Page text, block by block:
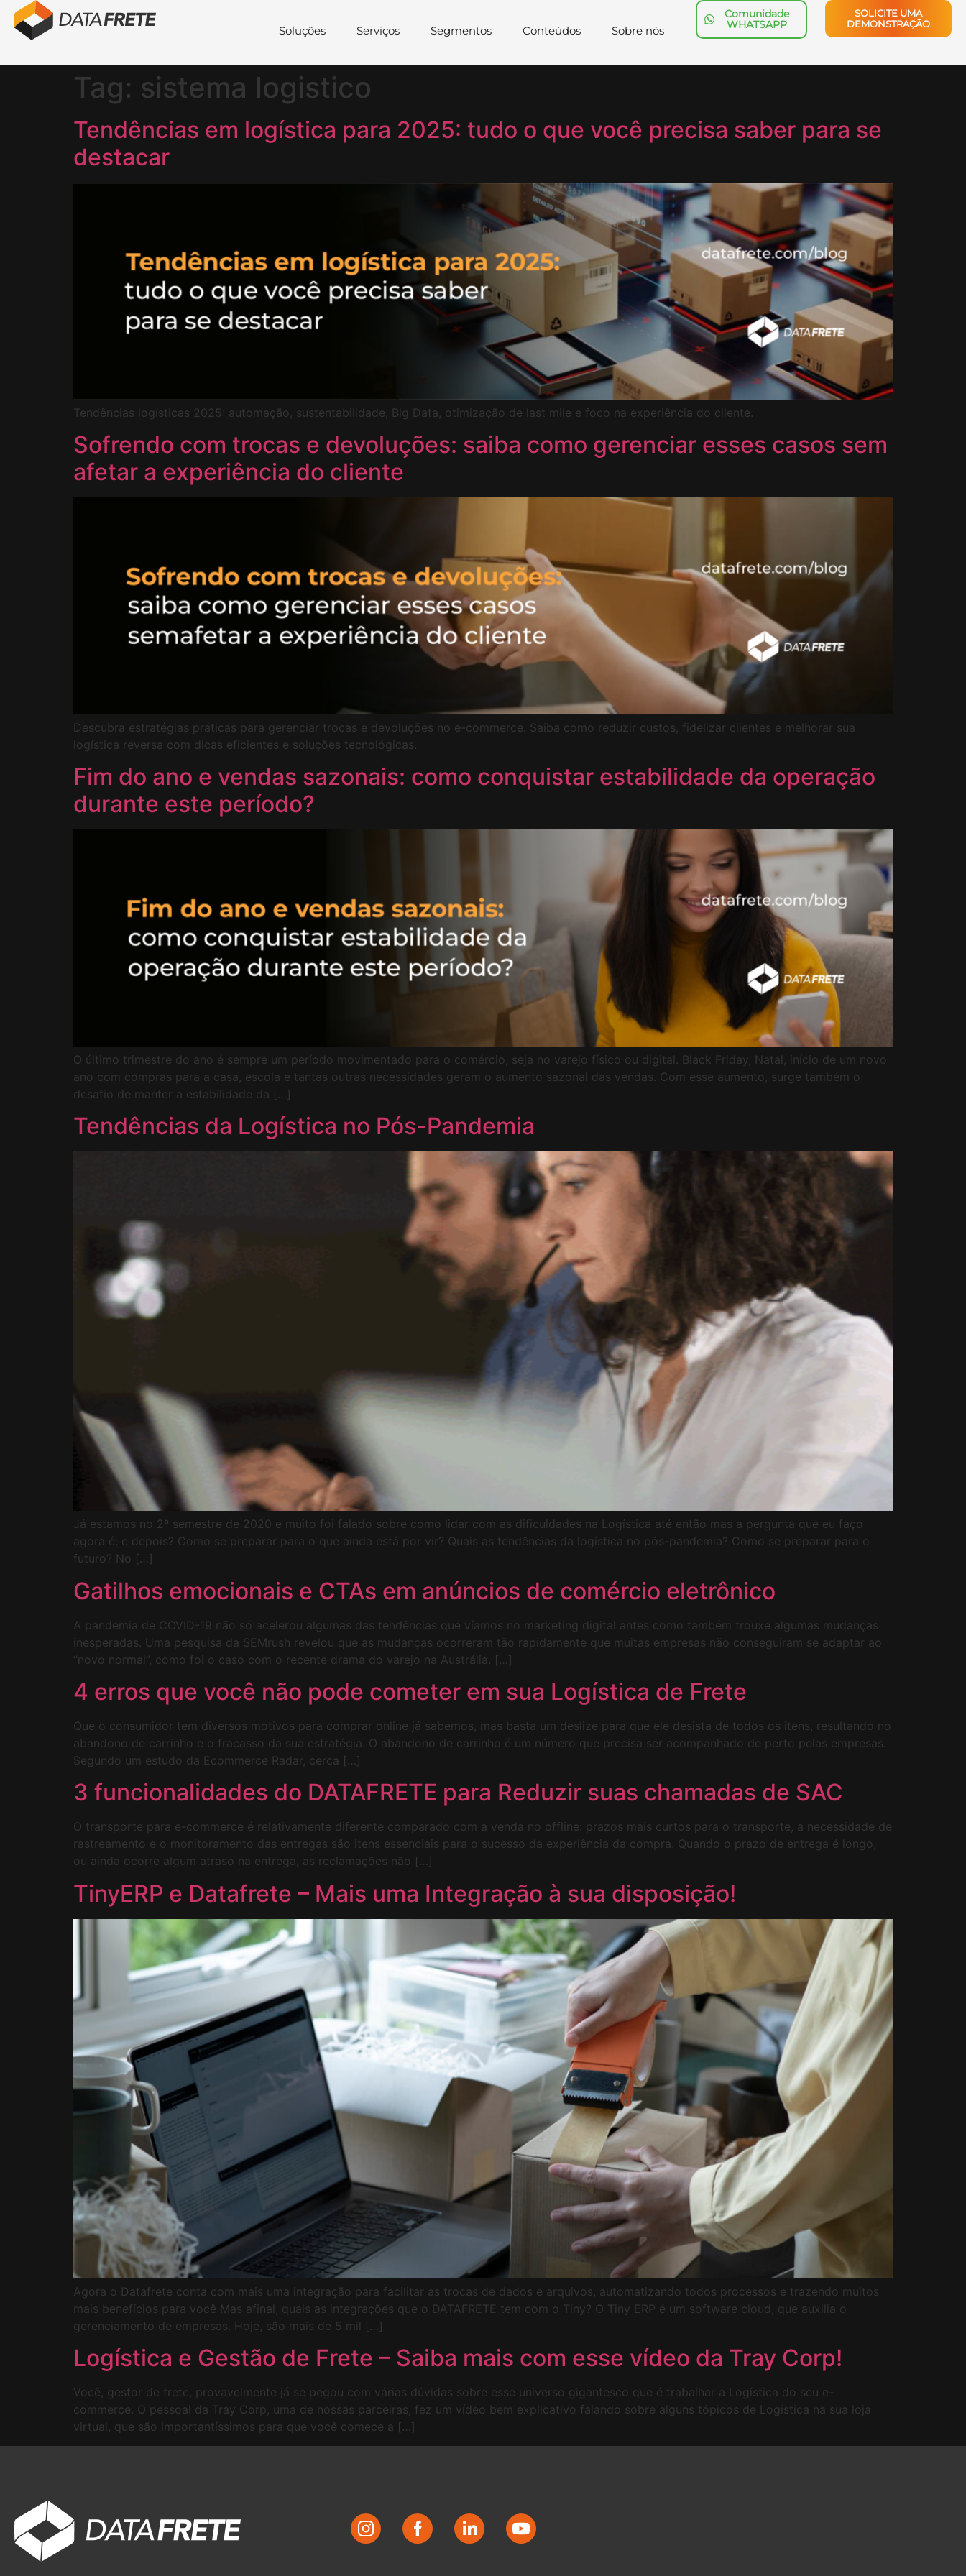
Soluções Serviços Segmentos Conteúdos Sobre nós
Comunidade
WHATSAPP
SOLICITE UMA
DEMONSTRAÇÃO
Tag: sistema logistico
Tendências em logística para 2025: tudo o que você precisa saber para se
destacar
Tendências logísticas 2025: automação, sustentabilidade, Big Data, otimização de last mile e foco na experiência do cliente.
Sofrendo com trocas e devoluções: saiba como gerenciar esses casos sem
afetar a experiência do cliente
Descubra estratégias práticas para gerenciar trocas e devoluções no e-commerce. Saiba como reduzir custos, fidelizar clientes e melhorar sua
logística reversa com dicas eficientes e soluções tecnológicas.
Fim do ano e vendas sazonais: como conquistar estabilidade da operação
durante este período?
O último trimestre do ano é sempre um período movimentado para o comércio, seja no varejo físico ou digital. Black Friday, Natal, início de um novo
ano com compras para a casa, escola e tantas outras necessidades geram o aumento sazonal das vendas. Com esse aumento, surge também o
desafio de manter a estabilidade da […]
Tendências da Logística no Pós-Pandemia
Já estamos no 2º semestre de 2020 e muito foi falado sobre como lidar com as dificuldades na Logística até então mas a pergunta que eu faço
agora é: e depois? Como se preparar para o que ainda está por vir? Quais as tendências da logística no pós-pandemia? Como se preparar para o
futuro? No […]
Gatilhos emocionais e CTAs em anúncios de comércio eletrônico
A pandemia de COVID-19 não só acelerou algumas das tendências que víamos no marketing digital antes como também trouxe algumas mudanças
inesperadas. Uma pesquisa da SEMrush revelou que as mudanças ocorreram tão rapidamente que muitas empresas não conseguiram se adaptar ao
“novo normal”, como foi o caso com o recente drama do varejo na Austrália. […]
4 erros que você não pode cometer em sua Logística de Frete
Que o consumidor tem diversos motivos para comprar online já sabemos, mas basta um deslize para que ele desista de todos os itens, resultando no
abandono de carrinho e o fracasso da sua estratégia. O abandono de carrinho é um número que precisa ser acompanhado de perto pelas empresas.
Segundo um estudo da Ecommerce Radar, cerca […]
3 funcionalidades do DATAFRETE para Reduzir suas chamadas de SAC
O transporte para e-commerce é relativamente diferente comparado com a venda no offline: prazos mais curtos para o transporte, a necessidade de
rastreamento e o monitoramento das entregas são itens essenciais para o sucesso da experiência da compra. Quando o prazo de entrega é longo,
ou ainda ocorre algum atraso na entrega, as reclamações não […]
TinyERP e Datafrete – Mais uma Integração à sua disposição!
Agora o Datafrete conta com mais uma integração para facilitar as trocas de dados e arquivos, automatizando todos processos e trazendo muitos
mais benefícios para você Mas afinal, quais as integrações que o DATAFRETE tem com o Tiny? O Tiny ERP é um software cloud, que auxilia o
gerenciamento de empresas. Hoje, são mais de 5 mil […]
Logística e Gestão de Frete – Saiba mais com esse vídeo da Tray Corp!
Você, gestor de frete, provavelmente já se pegou com várias dúvidas sobre esse universo gigantesco que é trabalhar a Logística do seu e-
commerce. O pessoal da Tray Corp, uma de nossas parceiras, fez um vídeo bem explicativo falando sobre alguns tópicos de Logística na sua loja
virtual, que são importantíssimos para que você comece a […]